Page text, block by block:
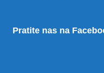
Pratite nas na